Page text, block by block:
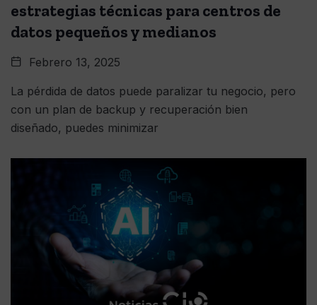
estrategias técnicas para centros de
datos pequeños y medianos
Febrero 13, 2025
La pérdida de datos puede paralizar tu negocio, pero
con un plan de backup y recuperación bien
diseñado, puedes minimizar